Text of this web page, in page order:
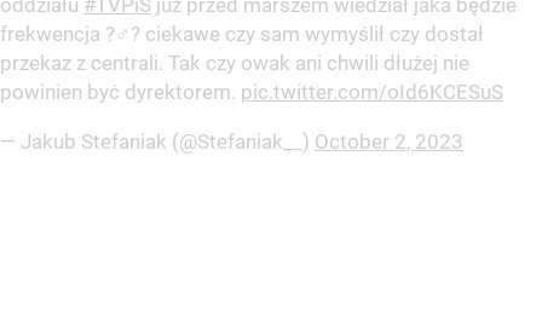
frekwencja ?‍♂️? ciekawe czy sam wymyślił czy dostał
przekaz z centrali. Tak czy owak ani chwili dłużej nie
powinien być dyrektorem. pic.twitter.com/oId6KCESuS
— Jakub Stefaniak (@Stefaniak__) October 2, 2023